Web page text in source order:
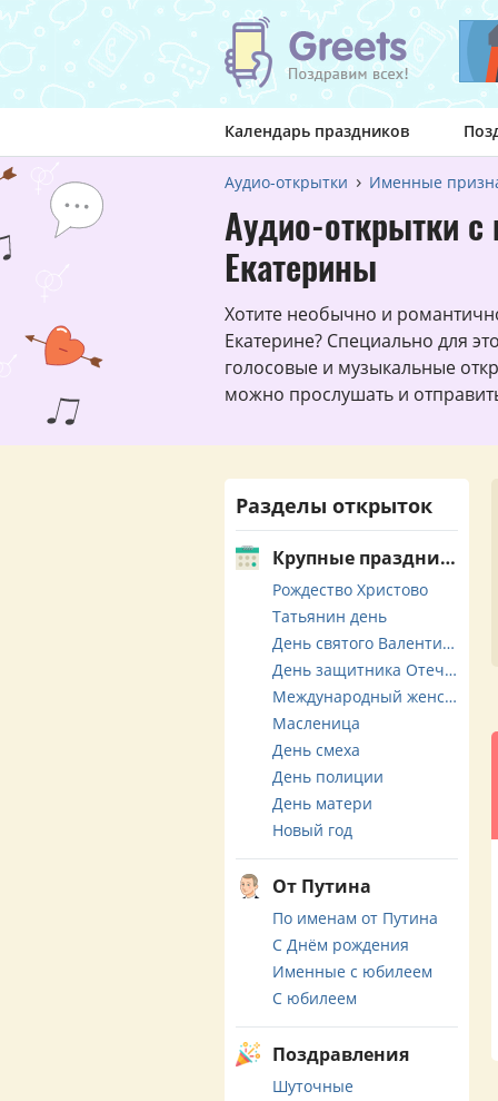
Календарь праздников
Аудио-открытки Именные
Аудио-открытки
Екатерины
Хотите необычно и
Екатерине? Специально для
голосовые и музыкальные
можно прослушать и
Разделы открыток
Крупные праздники
Рождество Христово
Татьянин день
День святого Валентина
День защитника Отечества
Международный женский день
Масленица
День смеха
День полиции
День матери
Новый год
От Путина
По именам от Путина
С Днём рождения
Именные с юбилеем
С юбилеем
Поздравления
Шуточные